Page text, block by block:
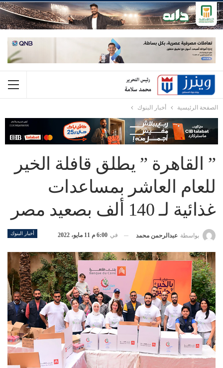
الصفحة الرئيسية أخبار البنوك
” القاهرة ” يطلق قافلة الخير
للعام العاشر بمساعدات
غذائية لـ 140 ألف بصعيد مصر
أخبار البنوك بواسطة عبدالرحمن محمد في 6:00 م 11 مايو، 2022